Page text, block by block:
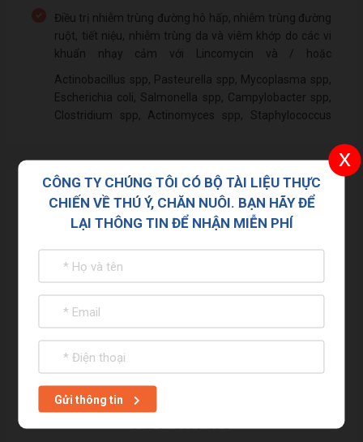
Điều trị nhiễm trùng đường hô hấp, nhiễm trùng đường
ruột, tiết niệu, nhiễm trùng da và viêm khớp do các vi
khuẩn nhạy cảm với Lincomycin và / hoặc
Spectinomycin gây ra, bao gồm:
Actinobacillus spp, Pasteurella spp, Mycoplasma spp,
Escherichia coli, Salmonella spp, Campylobacter spp,
Clostridium spp, Actinomyces spp, Staphylococcus
AZO-OXY WS
CÔNG TY CHÚNG TÔI CÓ BỘ TÀI LIỆU THỰC
CHIẾN VỀ THÚ Ý, CHĂN NUÔI. BẠN HÃY ĐỂ
LẠI THÔNG TIN ĐỂ NHẬN MIỄN PHÍ
Gửi thông tin
x